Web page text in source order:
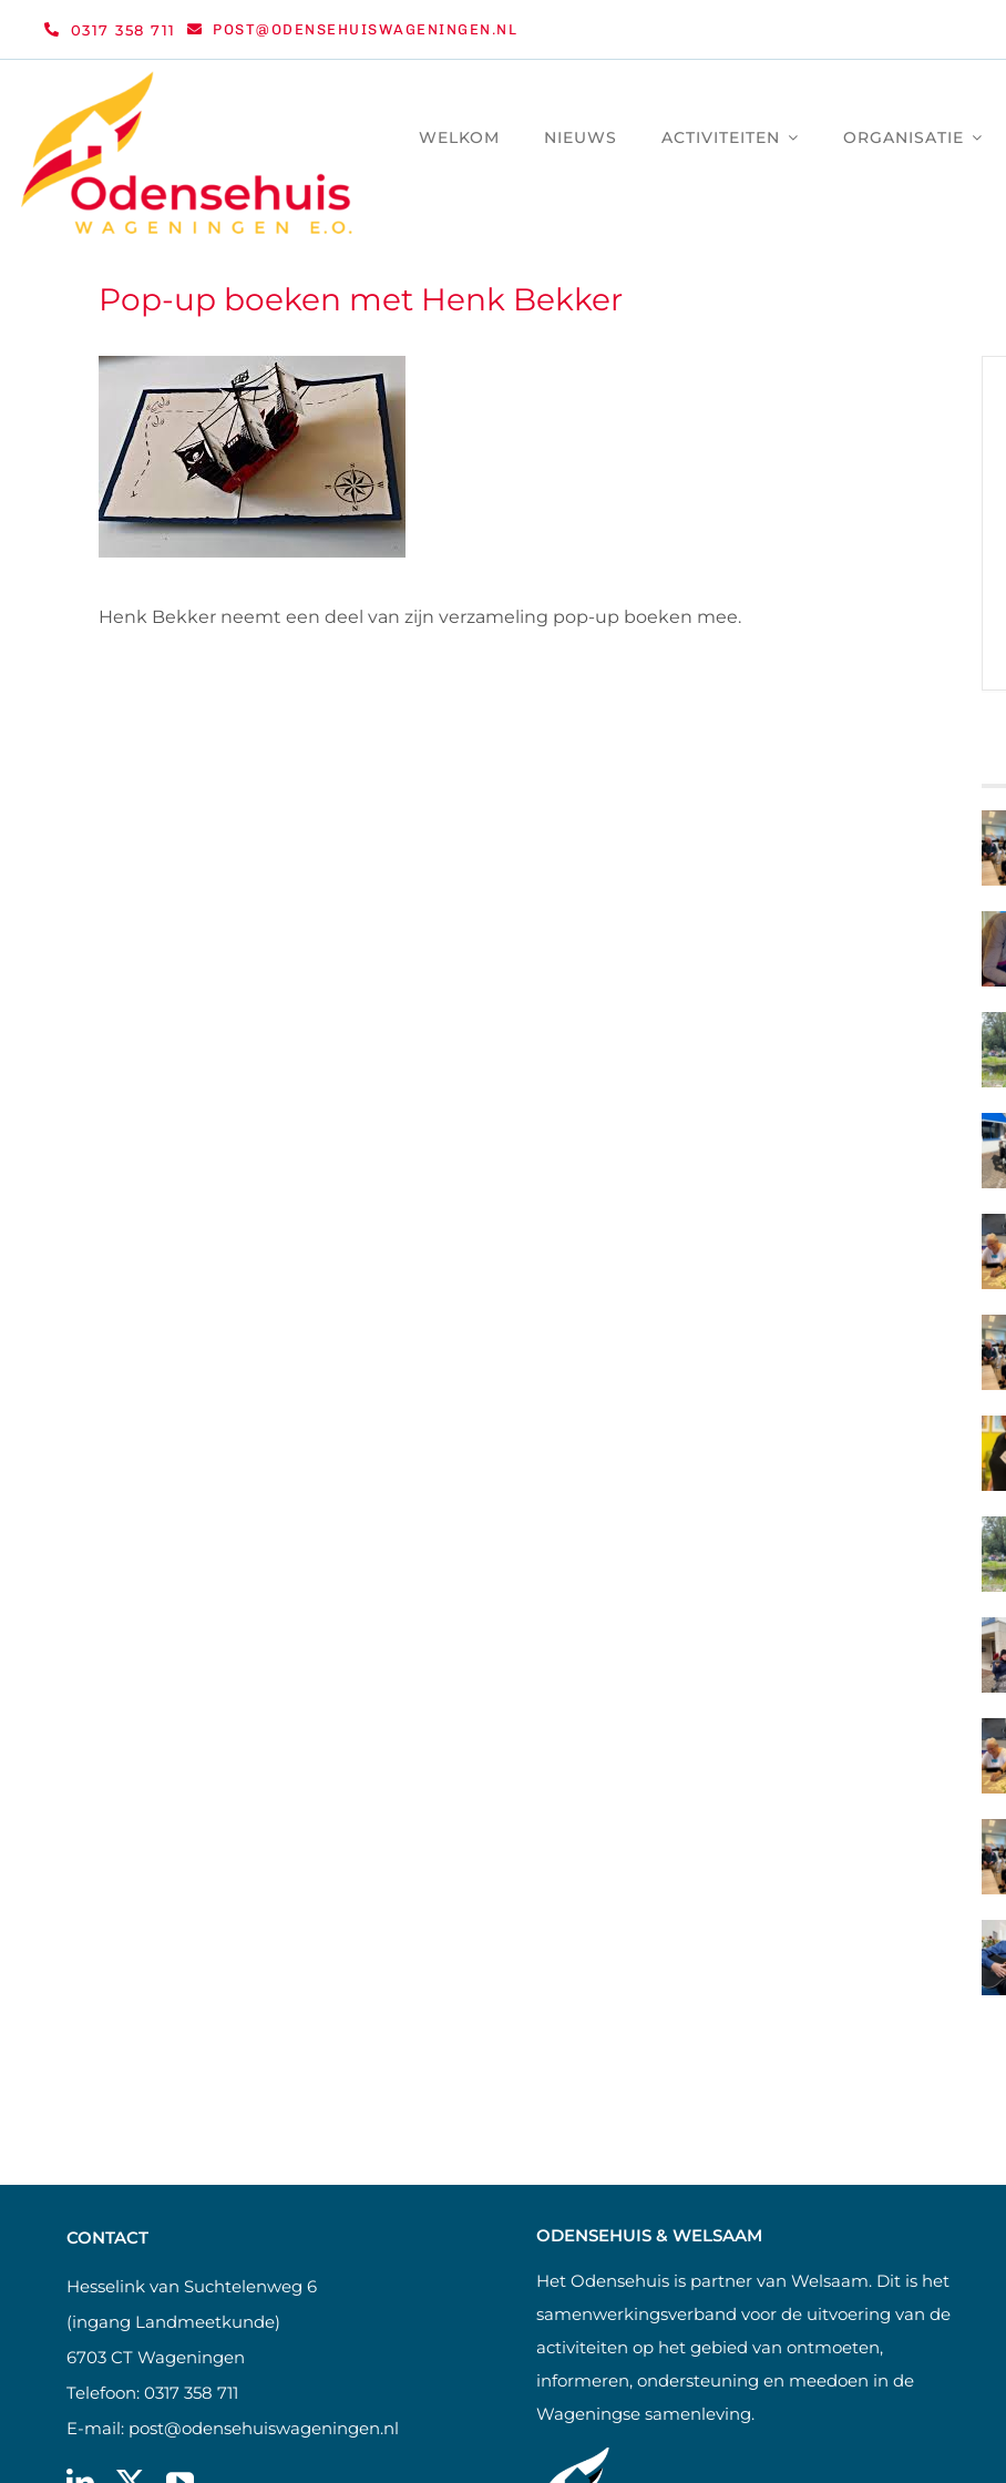
0317 358 711 POST@ODENSEHUISWAGENINGEN.NL
WELKOM NIEUWS ACTIVITEITEN ORGANISATIE
Pop-up boeken met Henk Bekker
Henk Bekker neemt een deel van zijn verzameling pop-up boeken mee.
CONTACT
Hesselink van Suchtelenweg 6
(ingang Landmeetkunde)
6703 CT Wageningen
Telefoon: 0317 358 711
E-mail: post@odensehuiswageningen.nl
ODENSEHUIS & WELSAAM
Het Odensehuis is partner van Welsaam. Dit is het
samenwerkingsverband voor de uitvoering van de
activiteiten op het gebied van ontmoeten,
informeren, ondersteuning en meedoen in de
Wageningse samenleving.